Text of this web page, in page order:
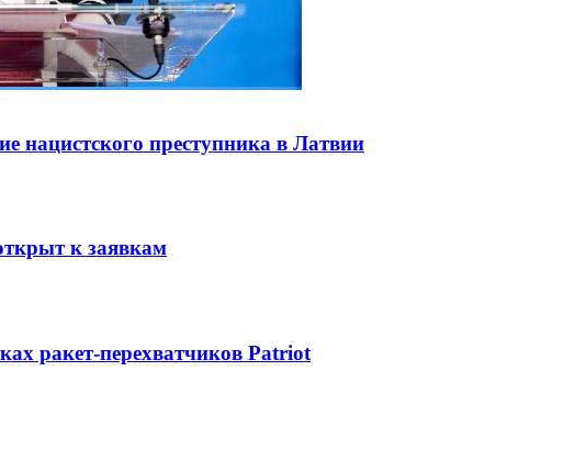
нацистского преступника в Латвии
к заявкам
ракет-перехватчиков Patriot